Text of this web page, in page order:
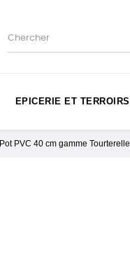
EPICERIE ET TERROIRS
Pot PVC 40 cm gamme Tourterelle